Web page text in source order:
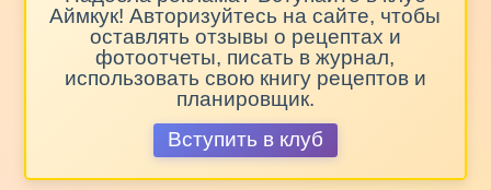
Аймкук! Авторизуйтесь на сайте, чтобы
оставлять отзывы о рецептах и
фотоотчеты, писать в журнал,
использовать свою книгу рецептов и
планировщик.
Вступить в клуб